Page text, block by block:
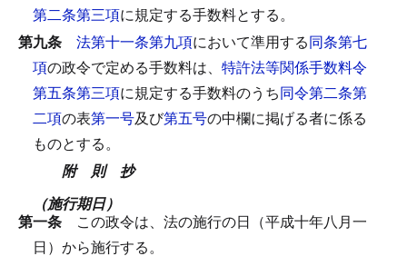
第二条第三項に規定する手数料とする。
第九条 法第十一条第九項において準用する同条第七
項の政令で定める手数料は、 特許法等関係手数料令
第五条第三項に規定する手数料のうち同令第二条第
二項の表第一号及び第五号の中欄に掲げる者に係る
ものとする。
附 則 抄
（施行期日）
第一条 この政令は、法の施行の日（平成十年八月一
日）から施行する。